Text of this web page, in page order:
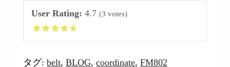
User Rating:4.7 (3 votes)
タグ:belt,BLOG,coordinate,FM802